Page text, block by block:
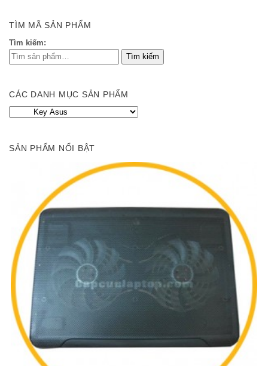
TÌM MÃ SẢN PHẨM
Tìm kiếm:
CÁC DANH MỤC SẢN PHẨM
SẢN PHẨM NỔI BẬT